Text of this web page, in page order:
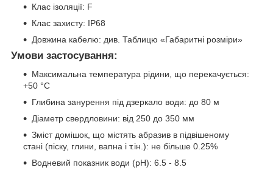
Клас ізоляції: F
Клас захисту: IP68
Довжина кабелю: див. Таблицю «Габаритні розміри»
Умови застосування:
Максимальна температура рідини, що перекачується:
+50 °С
Глибина занурення під дзеркало води: до 80 м
Діаметр свердловини: від 250 до 350 мм
Зміст домішок, що містять абразив в підвішеному
стані (піску, глини, вапна і т.ін.): не більше 0.25%
Водневий показник води (рН): 6.5 - 8.5